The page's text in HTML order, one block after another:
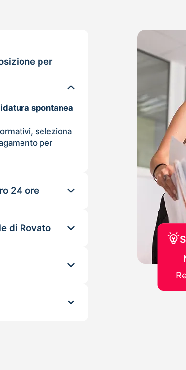
per
spontanea
seleziona
per
24 ore
di Rovato